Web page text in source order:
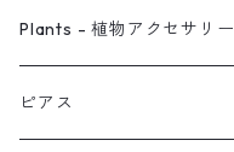
ピアス
ネックレス
Plants - 植物アクセサリー
ピアス
ピアス